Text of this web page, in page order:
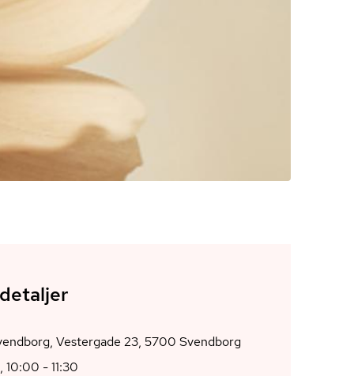
AOF Svendborg, Vestergade 23, 5700 Svendborg
10:00 - 11:30